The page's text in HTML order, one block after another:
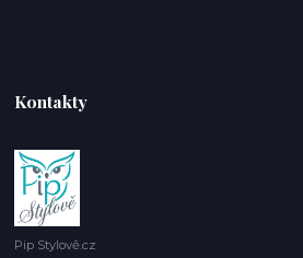
Kontakty
Pip Stylově.cz